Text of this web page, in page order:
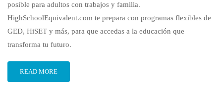
posible para adultos con trabajos y familia.
HighSchoolEquivalent.com te prepara con programas flexibles de
GED, HiSET y más, para que accedas a la educación que
transforma tu futuro.
READ MORE